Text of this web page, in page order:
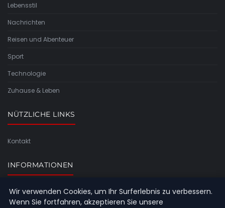
Lebensstil
Nachrichten
Reisen und Abenteuer
Sport
Technologie
Zuhause & Leben
NÜTZLICHE LINKS
Kontakt
INFORMATIONEN
Seitenübersicht
Wir verwenden Cookies, um Ihr Surferlebnis zu verbessern.
Wenn Sie fortfahren, akzeptieren Sie unsere